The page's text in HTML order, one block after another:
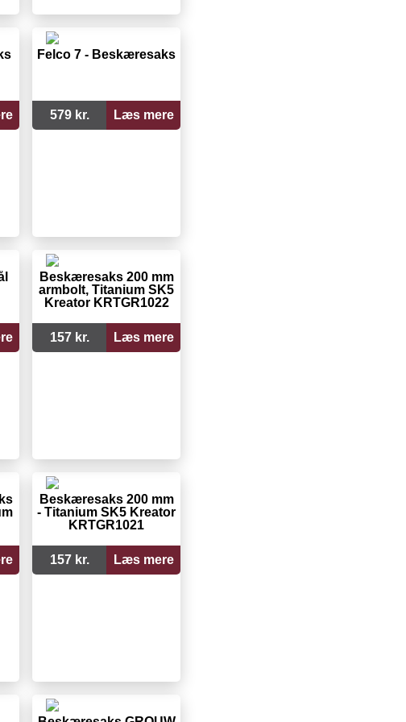
Felco 7 - Beskæresaks
579 kr. Læs mere
Beskæresaks 200 mm
armbolt, Titanium SK5
Kreator KRTGR1022
157 kr. Læs mere
Beskæresaks 200 mm
- Titanium SK5 Kreator
KRTGR1021
157 kr. Læs mere